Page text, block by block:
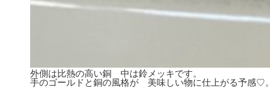
外側は比熱の高い銅 中は鈴メッキです。
手のゴールドと銅の風格が 美味しい物に仕上がる予感♡